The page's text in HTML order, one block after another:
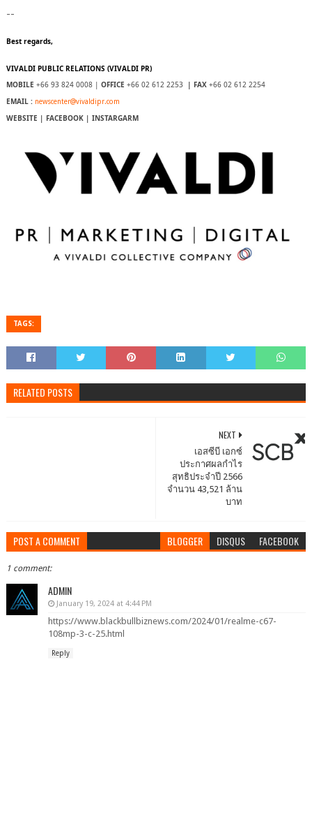
--
Best regards,
VIVALDI PUBLIC RELATIONS (VIVALDI PR)
MOBILE +66 93 824 0008 | OFFICE +66 02 612 2253 | FAX +66 02 612 2254
EMAIL : newscenter@vivaldipr.com
WEBSITE | FACEBOOK | INSTARGARM
TAGS:
RELATED POSTS
NEXT
เอสซีบี เอกซ์
ประกาศผลกำไร
สุทธิประจำปี 2566
จำนวน 43,521 ล้าน
บาท
POST A COMMENT BLOGGER DISQUS FACEBOOK
1 comment:
ADMIN
January 19, 2024 at 4:44 PM
https://www.blackbullbiznews.com/2024/01/realme-c67-
108mp-3-c-25.html
Reply